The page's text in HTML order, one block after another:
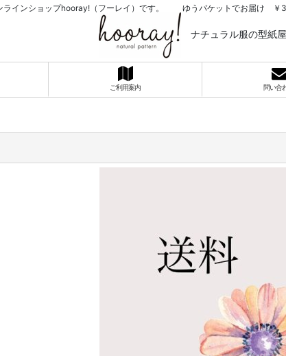
ラインショップhooray!（フーレイ）です。 ゆうパケットでお届け ￥
ナチュラル服の型紙
ご利用案内 問い合